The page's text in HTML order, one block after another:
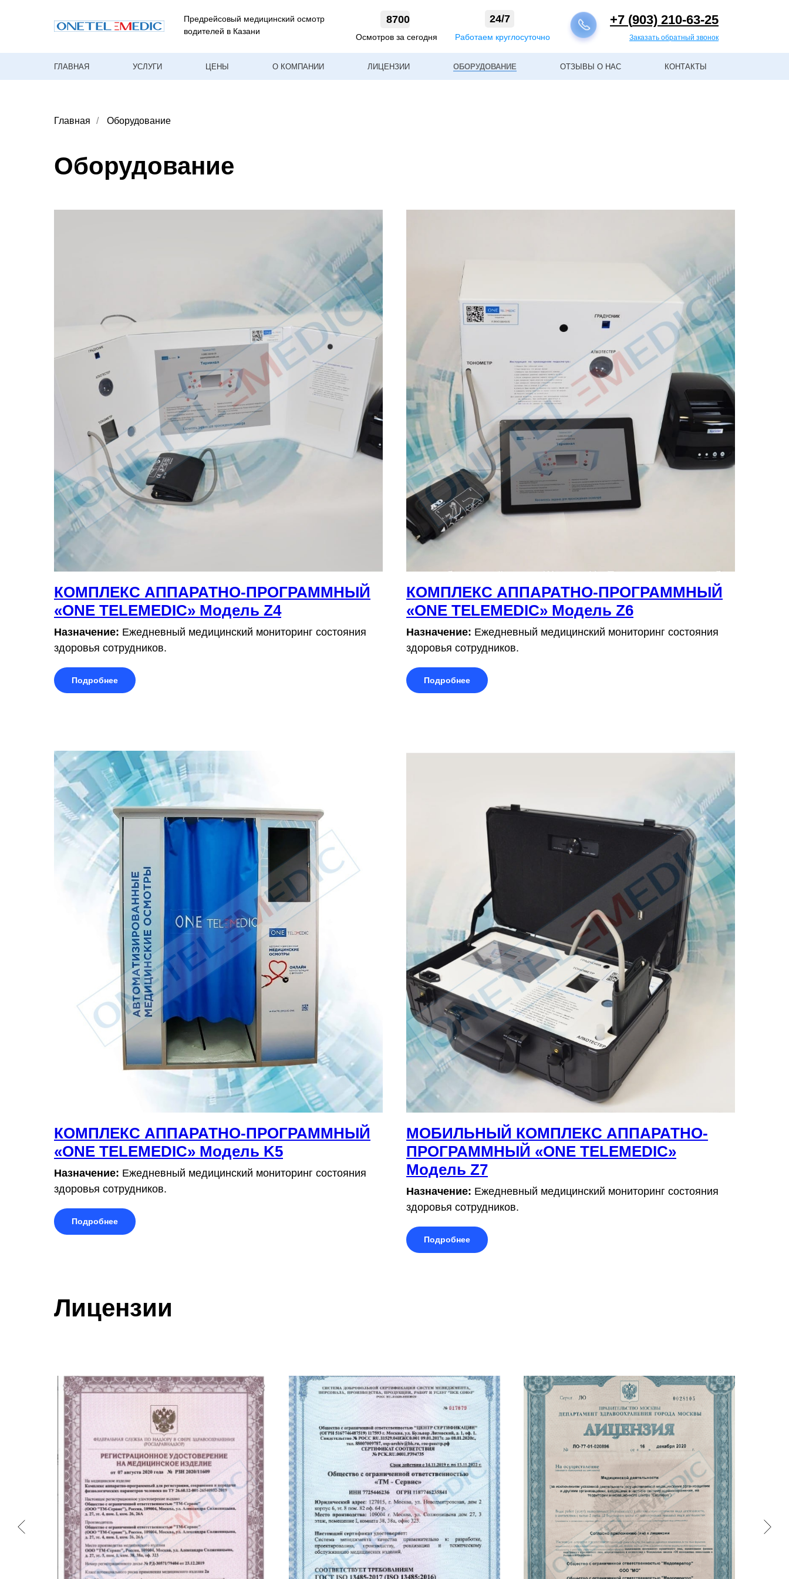
Предрейсовый медицинский осмотр
водителей в Казани
+7 (903) 210-63-25
Заказать обратный звонок
Осмотров за сегодня
8700
Работаем круглосуточно
24/7
ГЛАВНАЯ УСЛУГИ ЦЕНЫ О КОМПАНИИ ЛИЦЕНЗИИ ОБОРУДОВАНИЕ ОТЗЫВЫ О НАС КОНТАКТЫ
Главная / Оборудование
Оборудование
КОМПЛЕКС АППАРАТНО-ПРОГРАММНЫЙ
«ONE TELEMEDIC» Модель Z4
Назначение: Ежедневный медицинский мониторинг состояния
здоровья сотрудников.
Подробнее
КОМПЛЕКС АППАРАТНО-ПРОГРАММНЫЙ
«ONE TELEMEDIC» Модель Z6
Назначение: Ежедневный медицинский мониторинг состояния
здоровья сотрудников.
Подробнее
КОМПЛЕКС АППАРАТНО-ПРОГРАММНЫЙ
«ONE TELEMEDIC» Модель K5
Назначение: Ежедневный медицинский мониторинг состояния
здоровья сотрудников.
Подробнее
МОБИЛЬНЫЙ КОМПЛЕКС АППАРАТНО-
ПРОГРАММНЫЙ «ONE TELEMEDIC»
Модель Z7
Назначение: Ежедневный медицинский мониторинг состояния
здоровья сотрудников.
Подробнее
Лицензии